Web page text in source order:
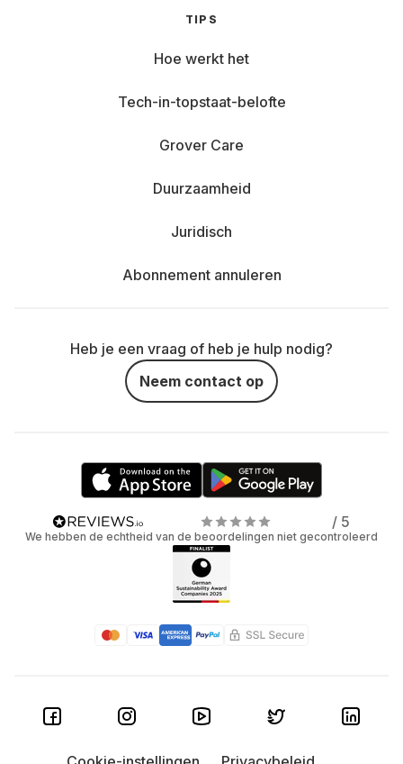
TIPS
Hoe werkt het
Tech-in-topstaat-belofte
Grover Care
Duurzaamheid
Juridisch
Abonnement annuleren
Heb je een vraag of heb je hulp nodig?
Neem contact op
/ 5
We hebben de echtheid van de beoordelingen niet gecontroleerd